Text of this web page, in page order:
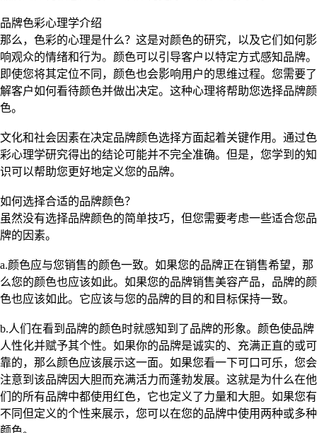
品牌色彩心理学介绍
那么，色彩的心理是什么？这是对颜色的研究，以及它们如何影
响观众的情绪和行为。颜色可以引导客户以特定方式感知品牌。
即使您将其定位不同，颜色也会影响用户的思维过程。您需要了
解客户如何看待颜色并做出决定。这种心理将帮助您选择品牌颜
色。
文化和社会因素在决定品牌颜色选择方面起着关键作用。通过色
彩心理学研究得出的结论可能并不完全准确。但是，您学到的知
识可以帮助您更好地定义您的品牌。
如何选择合适的品牌颜色？
虽然没有选择品牌颜色的简单技巧，但您需要考虑一些适合您品
牌的因素。
a.颜色应与您销售的颜色一致。如果您的品牌正在销售希望，那
么您的颜色也应该如此。如果您的品牌销售美容产品，品牌的颜
色也应该如此。它应该与您的品牌的目的和目标保持一致。
b.人们在看到品牌的颜色时就感知到了品牌的形象。颜色使品牌
人性化并赋予其个性。如果你的品牌是诚实的、充满正直的或可
靠的，那么颜色应该展示这一面。如果您看一下可口可乐，您会
注意到该品牌因大胆而充满活力而蓬勃发展。这就是为什么在他
们的所有品牌中都使用红色，它也定义了力量和大胆。如果您有
不同但定义的个性来展示，您可以在您的品牌中使用两种或多种
颜色。